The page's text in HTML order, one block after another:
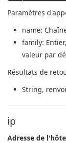
Paramètres
name:
family:
valeur par
Résultats de
String,
ip
Adresse de